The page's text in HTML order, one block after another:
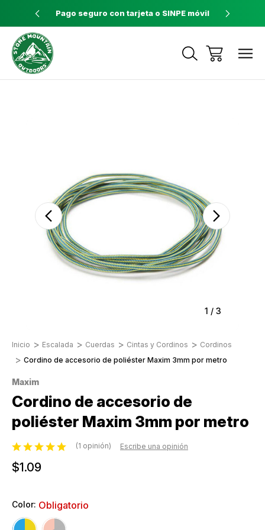
a $60 Pago seguro con tarjeta o SINPE móvil
1 / 3
Inicio Escalada Cuerdas Cintas y Cordinos
Cordinos
Cordino de accesorio de poliéster Maxim 3mm por metro
Maxim
Cordino de accesorio de
poliéster Maxim 3mm por metro
(1 opinión) Escribe una opinión
$1.09
Color: Obligatorio